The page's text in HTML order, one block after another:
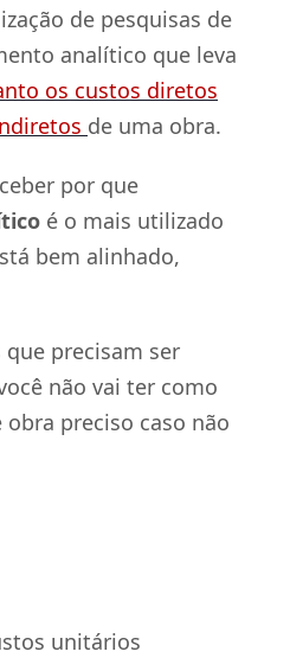
de pesquisas de
analítico que leva
os custos diretos
de uma obra.
por que
é o mais utilizado
bem alinhado,
precisam ser
não vai ter como
preciso caso não
unitários